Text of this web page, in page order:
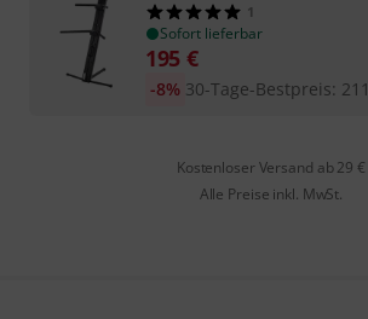
1
Sofort lieferbar
195 €
30-Tage-Bestpreis: 211
-8%
Kostenloser Versand ab 29 €
Alle Preise inkl. MwSt.